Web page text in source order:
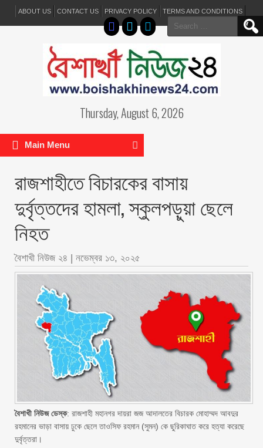
ABOUT US CONTACT US PRIVACY POLICY TERMS AND CONDITIONS
Search
for:
Thursday, August 6, 2026
Main Menu
রাজশাহীতে বিচারকের বাসায়
দুর্বৃত্তদের হামলা, স্কুলপড়ুয়া ছেলে
নিহত
বৈশাখী নিউজ ২৪ | নভেম্বর ১৩, ২০২৫
বৈশাখী নিউজ ডেস্ক: রাজশাহী মহানগর দায়রা জজ আদালতের বিচারক মোহাম্মদ আবদুর
রহমানের ভাড়া বাসায় ঢুকে ছেলে তাওসিফ রহমান (সুমন) কে ছুরিকাঘাত করে হত্যা করেছে
দুর্বৃত্তরা।